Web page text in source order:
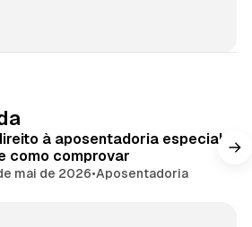
à aposentadoria especial?
como comprovar
mai de 2026•Aposentadoria